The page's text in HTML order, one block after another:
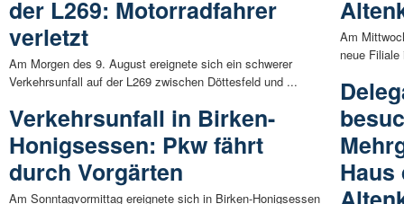
der L269: Motorradfahrer
verletzt
Am Morgen des 9. August ereignete sich ein schwerer
Verkehrsunfall auf der L269 zwischen Döttesfeld und ...
Verkehrsunfall in Birken-
Honigsessen: Pkw fährt
durch Vorgärten
Am Sonntagvormittag ereignete sich in Birken-Honigsessen
Am
neue